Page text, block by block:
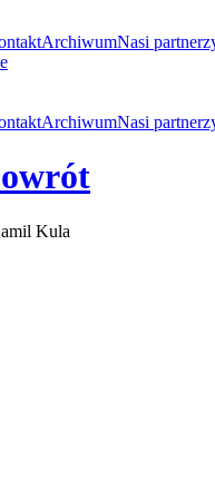
ArchiwumNasi
ArchiwumNasi
Kula